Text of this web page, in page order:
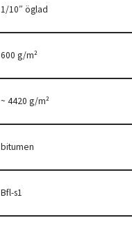
1/10″ öglad
600 g/m²
~ 4420 g/m²
bitumen
Bfl-s1